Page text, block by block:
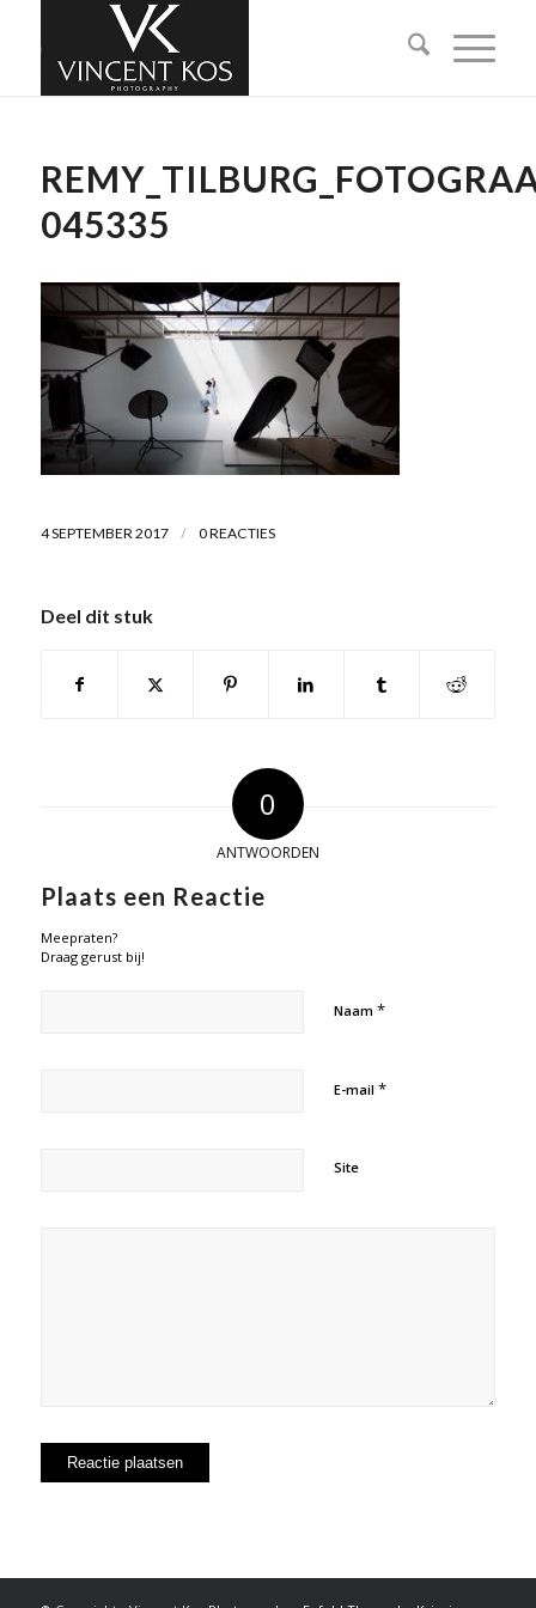
045335
4 SEPTEMBER 2017 / 0 REACTIES
Deel dit stuk
0
ANTWOORDEN
Plaats een Reactie
Meepraten?
Draag gerust bij!
Naam *
E-mail *
Site